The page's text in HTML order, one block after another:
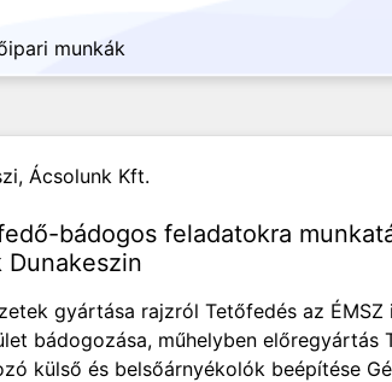
munkák
Ácsolunk Kft.
bádogos feladatokra
Dunakeszin
gyártása rajzról Tetőfedés az ÉMSZ
bádogozása, műhelyben előregyártás
külső és belsőárnyékolók beépítése